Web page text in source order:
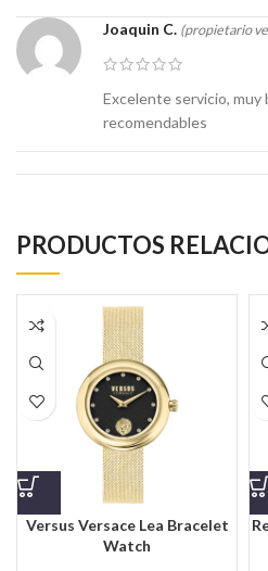
Joaquin C. (propietario
Excelente servicio,
recomendables
PRODUCTOS
Versus Versace Lea Bracelet
Watch